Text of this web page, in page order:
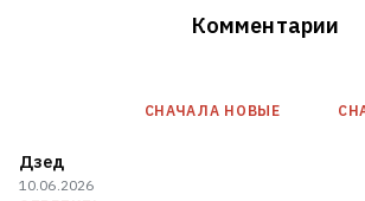
Комментарии
СНАЧАЛА НОВЫE
Дзед
10.06.2026